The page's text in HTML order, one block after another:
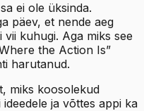
ei ole üksinda.
päev, et nende aeg
kuhugi. Aga miks see
the Action Is”
harutanud.
miks koosolekud
ja võttes appi ka